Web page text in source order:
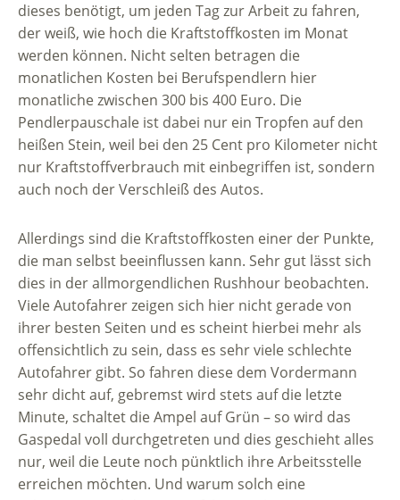
dieses benötigt, um jeden Tag zur Arbeit zu fahren,
der weiß, wie hoch die Kraftstoffkosten im Monat
werden können. Nicht selten betragen die
monatlichen Kosten bei Berufspendlern hier
monatliche zwischen 300 bis 400 Euro. Die
Pendlerpauschale ist dabei nur ein Tropfen auf den
heißen Stein, weil bei den 25 Cent pro Kilometer nicht
nur Kraftstoffverbrauch mit einbegriffen ist, sondern
auch noch der Verschleiß des Autos.
Allerdings sind die Kraftstoffkosten einer der Punkte,
die man selbst beeinflussen kann. Sehr gut lässt sich
dies in der allmorgendlichen Rushhour beobachten.
Viele Autofahrer zeigen sich hier nicht gerade von
ihrer besten Seiten und es scheint hierbei mehr als
offensichtlich zu sein, dass es sehr viele schlechte
Autofahrer gibt. So fahren diese dem Vordermann
sehr dicht auf, gebremst wird stets auf die letzte
Minute, schaltet die Ampel auf Grün – so wird das
Gaspedal voll durchgetreten und dies geschieht alles
nur, weil die Leute noch pünktlich ihre Arbeitsstelle
erreichen möchten. Und warum solch eine